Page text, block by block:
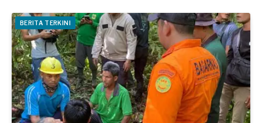
BERITA TERKINI